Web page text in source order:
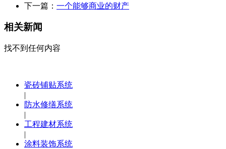
下一篇： 一个能够商业的财产
相关新闻
找不到任何内容
瓷砖铺贴系统
|
防水修缮系统
|
工程建材系统
|
涂料装饰系统